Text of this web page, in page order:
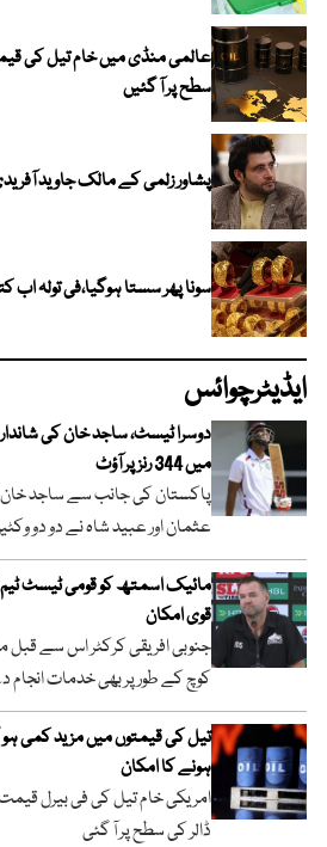
عالمی منڈی میں خام تیل کی
سطح پر آ گئیں
پشاور زلمی کے مالک جاوید
سونا پھر سستا ہوگیا،فی تولہ
ایڈیٹرچوائس
دوسرا ٹیسٹ، ساجد خان کی
میں 344 رنز پر آؤٹ
عثمان اور عبید شاہ نے دو دو
مائیک اسمتھ کو قومی ٹیسٹ ٹیم
قوی امکان
جنوبی افریقی کرکٹر اس سے
کوچ کے طور پر بھی خدمات
تیل کی قیمتوں میں مزید کمی ہو
ہونے کا امکان
ڈالر کی سطح پر آ گئی